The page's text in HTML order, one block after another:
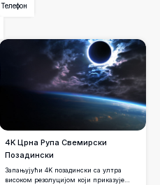
Телефон
4K Црна Рупа Свемирски
Позадински
Запањујући 4K позадински са ултра
високом резолуцијом који приказује